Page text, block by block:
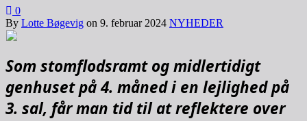
0
By Lotte Bøgevig on 9. februar 2024 NYHEDER
Som stomflodsramt og midlertidigt
genhuset på 4. måned i en lejlighed på
3. sal, får man tid til at reflektere over